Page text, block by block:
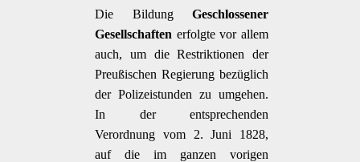
Die BildungGeschlossener
Gesellschaften erfolgte vor allem
auch, um die Restriktionen der
Preußischen Regierung bezüglich
der Polizeistunden zu umgehen.
In der entsprechenden
Verordnung vom 2. Juni 1828,
auf die im ganzen vorigen